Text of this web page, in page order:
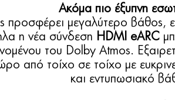
Ακόμα πιο έξυπνη
προσφέρει μεγαλύτερο βάθος,
η νέα σύνδεση HDMI eARC
του Dolby Atmos.
από τοίχο σε τοίχο με
και εντυπωσιακό